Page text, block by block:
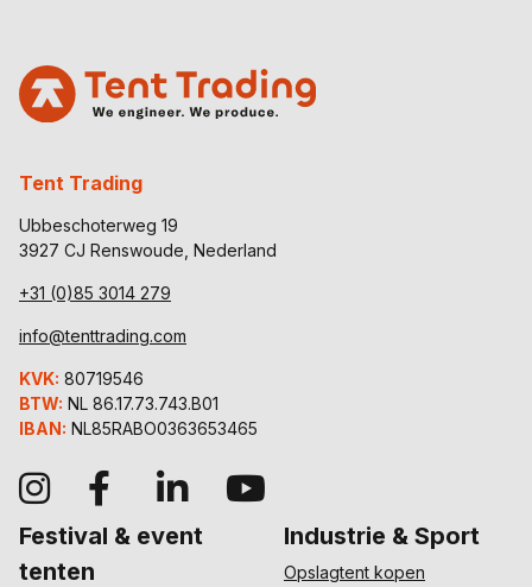
Tent Trading
Ubbeschoterweg 19
3927 CJ Renswoude, Nederland
+31 (0)85 3014 279
info@tenttrading.com
KVK: 80719546
BTW: NL 86.17.73.743.B01
IBAN: NL85RABO0363653465
Festival & event
tenten
Industrie & Sport
Opslagtent kopen